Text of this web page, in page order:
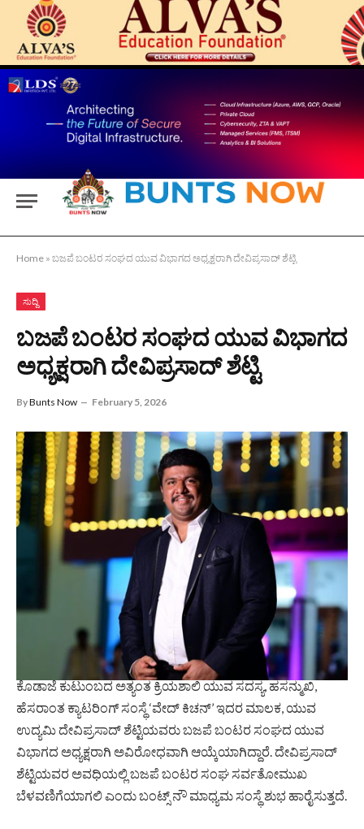
Home » ಬಜಪೆ ಬಂಟರ ಸಂಘದ ಯುವ ವಿಭಾಗದ ಅಧ್ಯಕ್ಷರಾಗಿ ದೇವಿಪ್ರಸಾದ್ ಶೆಟ್ಟಿ
ಸುದ್ದಿ
ಬಜಪೆ ಬಂಟರ ಸಂಘದ ಯುವ ವಿಭಾಗದ
ಅಧ್ಯಕ್ಷರಾಗಿ ದೇವಿಪ್ರಸಾದ್ ಶೆಟ್ಟಿ
ByBunts Now February 5, 2026
ಕೊಡಾಜೆ ಕುಟುಂಬದ ಅತ್ಯಂತ ಕ್ರಿಯಶಾಲಿ ಯುವ ಸದಸ್ಯ, ಹಸನ್ಮುಖಿ,
ಹೆಸರಾಂತ ಕ್ಯಾಟರಿಂಗ್ ಸಂಸ್ಥೆ ‘ವೇದ್ ಕಿಚನ್’ ಇದರ ಮಾಲಕ, ಯುವ
ಉದ್ಯಮಿ ದೇವಿಪ್ರಸಾದ್ ಶೆಟ್ಟಿಯವರು ಬಜಪೆ ಬಂಟರ ಸಂಘದ ಯುವ
ವಿಭಾಗದ ಅಧ್ಯಕ್ಷರಾಗಿ ಅವಿರೋಧವಾಗಿ ಆಯ್ಕೆಯಾಗಿದ್ದಾರೆ. ದೇವಿಪ್ರಸಾದ್
ಶೆಟ್ಟಿಯವರ ಅವಧಿಯಲ್ಲಿ ಬಜಪೆ ಬಂಟರ ಸಂಘ ಸರ್ವತೋಮುಖ
ಬೆಳವಣಿಗೆಯಾಗಲಿ ಎಂದು ಬಂಟ್ಸ್ ನೌ ಮಾಧ್ಯಮ ಸಂಸ್ಥೆ ಶುಭ ಹಾರೈಸುತ್ತದೆ.